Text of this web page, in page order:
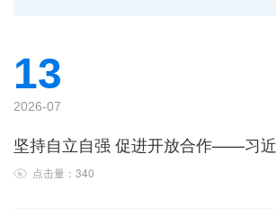
13
2026-07
点击量：340